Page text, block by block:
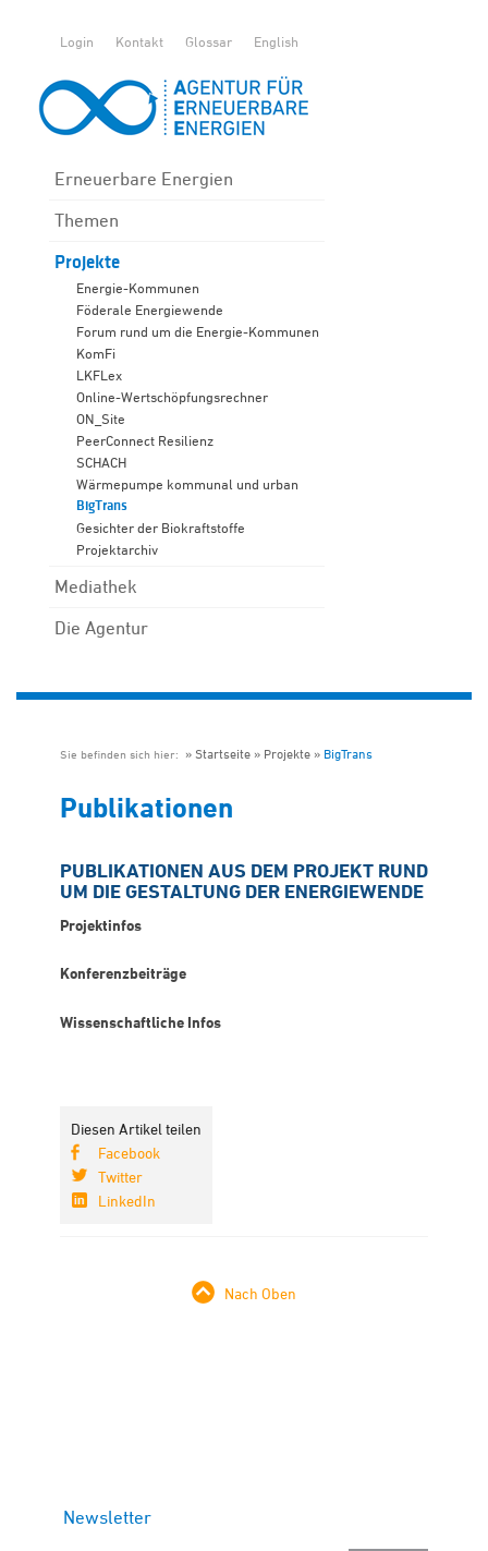
Login Kontakt Glossar English
Erneuerbare Energien
Themen
Projekte
Energie-Kommunen
Föderale Energiewende
Forum rund um die Energie-Kommunen
KomFi
LKFLex
Online-Wertschöpfungsrechner
ON_Site
PeerConnect Resilienz
SCHACH
Wärmepumpe kommunal und urban
BigTrans
Gesichter der Biokraftstoffe
Projektarchiv
Mediathek
Die Agentur
Sie befinden sich hier: Startseite Projekte BigTrans
Publikationen
PUBLIKATIONEN AUS DEM PROJEKT RUND
UM DIE GESTALTUNG DER ENERGIEWENDE
Projektinfos
Konferenzbeiträge
Wissenschaftliche Infos
Diesen Artikel teilen
Facebook
Twitter
LinkedIn
Nach Oben
Newsletter